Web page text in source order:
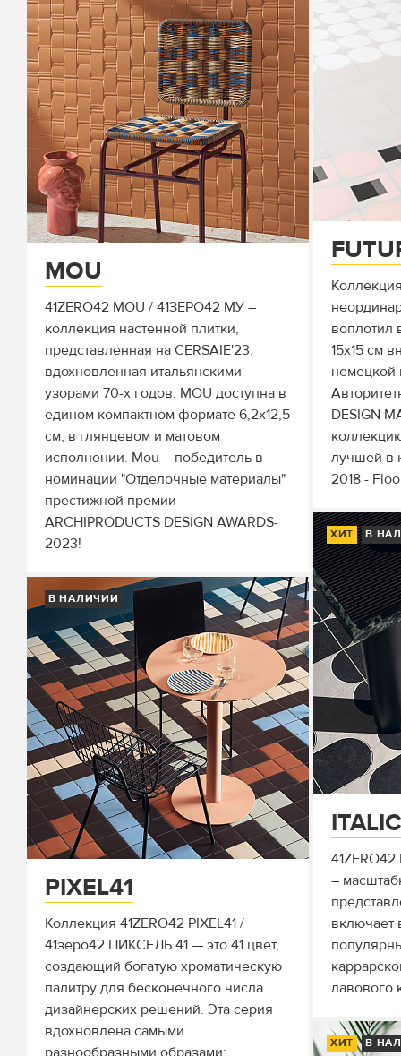
воплотил
15х15 см
немецкой
DESIGN
лучшей в
2018 -
MOU
41ZERO42 MOU / 41ЗЕРО42 МУ –
коллекция настенной плитки,
представленная на CERSAIE'23,
вдохновленная итальянскими
узорами 70-х годов. MOU доступна в
едином компактном формате 6,2x12,5
см, в глянцевом и матовом
исполнении. Mou – победитель в
номинации "Отделочные материалы"
престижной премии
ARCHIPRODUCTS DESIGN AWARDS-
2023!
ХИТ В
ITALIC
–
включает
лавового
В НАЛИЧИИ
PIXEL41
Коллекция 41ZERO42 PIXEL41 /
41зеро42 ПИКСЕЛЬ 41 — это 41 цвет,
создающий богатую хроматическую
палитру для бесконечного числа
дизайнерских решений. Эта серия
вдохновлена самыми
разнообразными образами:
ХИТ В